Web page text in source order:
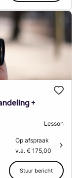
+
Lesson
Op afspraak
v.a. € 175,00
Stuur bericht